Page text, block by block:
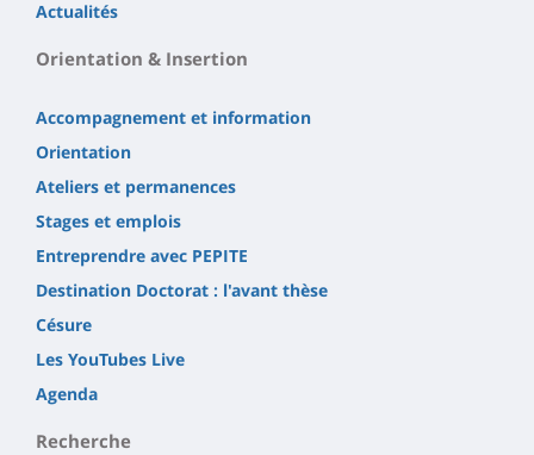
Actualités
Orientation & Insertion
Accompagnement et information
Orientation
Ateliers et permanences
Stages et emplois
Entreprendre avec PEPITE
Destination Doctorat : l'avant thèse
Césure
Les YouTubes Live
Agenda
Recherche